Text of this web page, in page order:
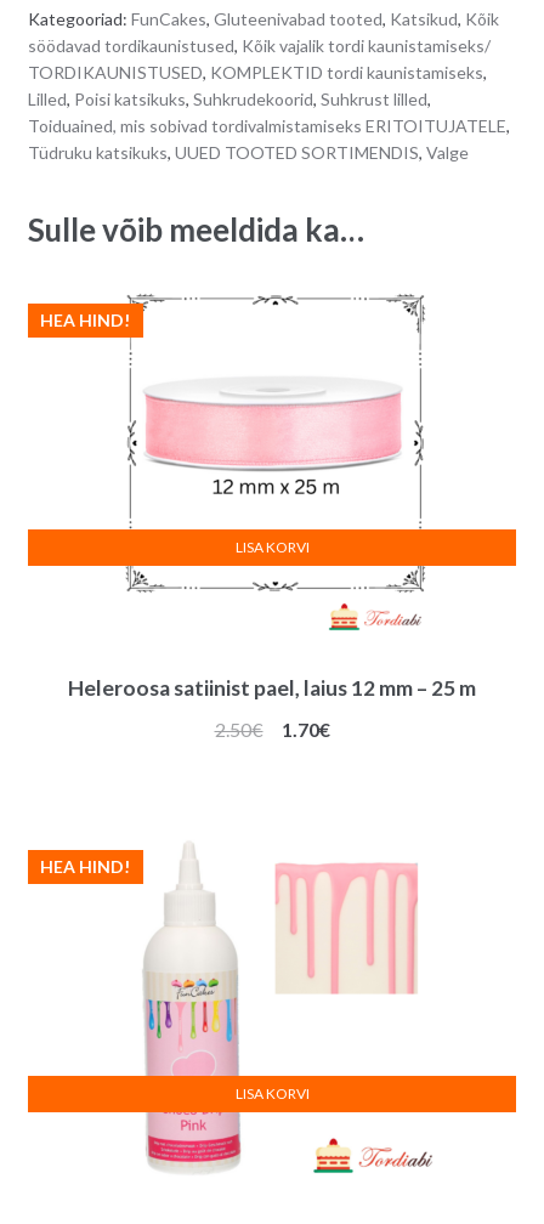
pärlitest
südamikuga
-
12
tk
n
a
t
i
v
:
Kategooriad: FunCakes, Gluteenivabad tooted, Katsikud, Kõik
söödavad tordikaunistused, Kõik vajalik tordi kaunistamiseks/
TORDIKAUNISTUSED, KOMPLEKTID tordi kaunistamiseks,
Lilled, Poisi katsikuks, Suhkrudekoorid, Suhkrust lilled,
Toiduained, mis sobivad tordivalmistamiseks ERITOITUJATELE,
Tüdruku katsikuks, UUED TOOTED SORTIMENDIS, Valge
Sulle võib meeldida ka…
Heleroosa satiinist pael, laius 12 mm – 25 m
HEA HIND!
2.50€
Algne
1.70€Praegune
LISA KORVI
HEA HIND!
LISA KORVI